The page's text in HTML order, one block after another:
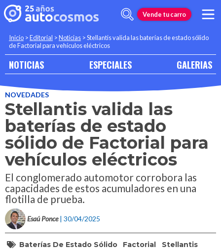
Vende tu carro
Inicio >Editorial >Noticias >Stellantis valida las baterías de estado sólido
de Factorial para vehículos eléctricos
NOTICIAS ESPECIALES GALERIAS
NOVEDADES
Stellantis valida las
baterías de estado
sólido de Factorial para
vehículos eléctricos
El conglomerado automotor corrobora las
capacidades de estos acumuladores en una
flotilla de prueba.
Esaú Ponce | 30/04/2025
Baterías De Estado Sólido Factorial Stellantis